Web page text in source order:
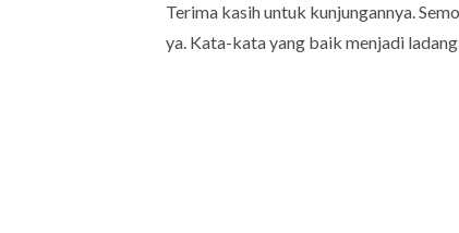
Terima kasih untuk kunjungannya.
ya. Kata-kata yang baik menjadi